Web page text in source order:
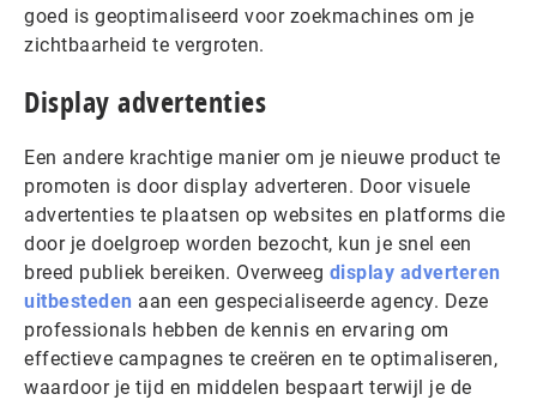
goed is geoptimaliseerd voor zoekmachines om je
zichtbaarheid te vergroten.
Display advertenties
Een andere krachtige manier om je nieuwe product te
promoten is door display adverteren. Door visuele
advertenties te plaatsen op websites en platforms die
door je doelgroep worden bezocht, kun je snel een
breed publiek bereiken. Overweeg display adverteren
uitbesteden aan een gespecialiseerde agency. Deze
professionals hebben de kennis en ervaring om
effectieve campagnes te creëren en te optimaliseren,
waardoor je tijd en middelen bespaart terwijl je de